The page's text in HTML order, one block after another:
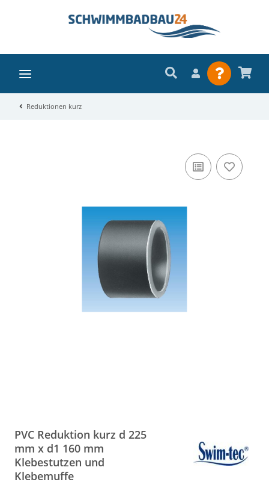
Reduktionen kurz
PVC Reduktion kurz d 225
mm x d1 160 mm
Klebestutzen und
Klebemuffe